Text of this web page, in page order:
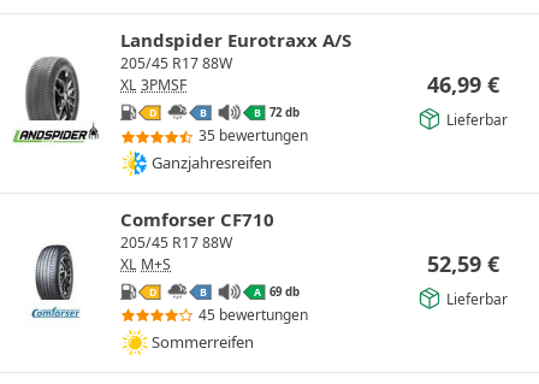
Landspider Eurotraxx A/S
205/45 R17 88W
XL 3PMSF
D B B 72 db
35 bewertungen
Ganzjahresreifen
46,99 €
Lieferbar
Comforser CF710
205/45 R17 88W
XL M+S
D B A 69 db
45 bewertungen
Sommerreifen
52,59 €
Lieferbar